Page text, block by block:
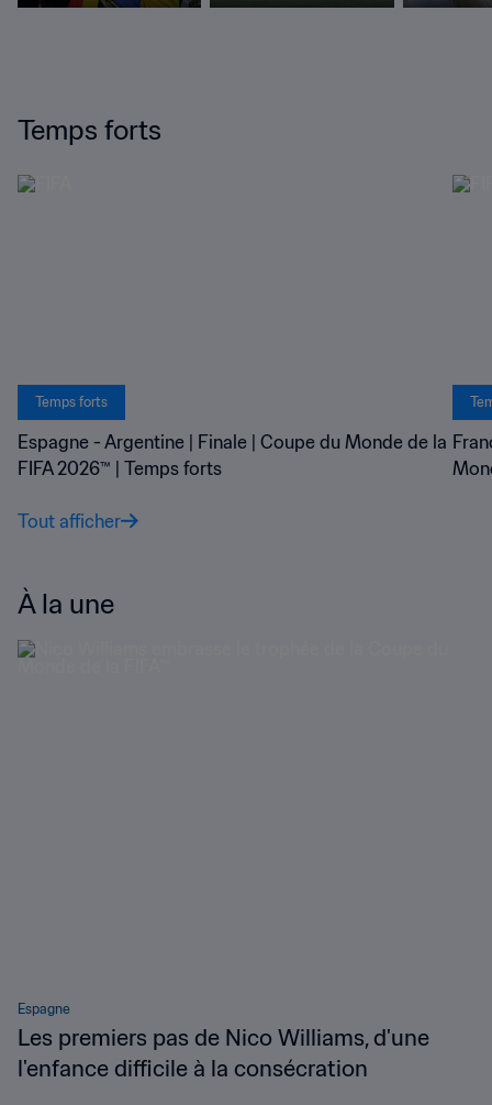
Temps forts
Temps forts
Espagne - Argentine | Finale | Coupe du Monde de la
FIFA 2026™ | Temps forts
Tout afficher
À la une
Espagne
Les premiers pas de Nico Williams, d'une
l'enfance difficile à la consécration